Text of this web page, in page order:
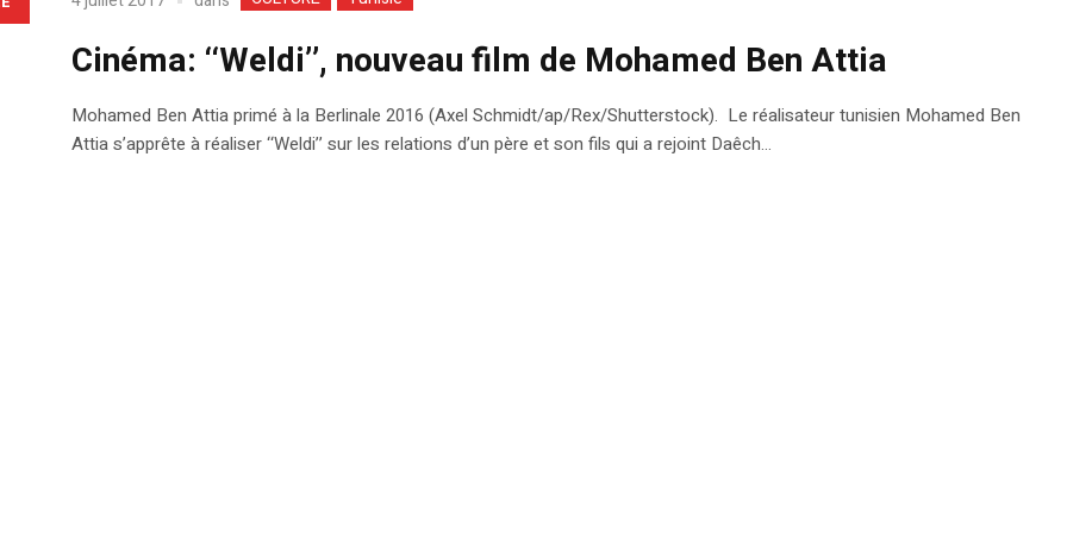
Cinéma: ‘‘Weldi’’, nouveau film de Mohamed Ben Attia
Mohamed Ben Attia primé à la Berlinale 2016 (Axel Schmidt/ap/Rex/Shutterstock). Le réalisateur tunisien Mohamed Ben
Attia s’apprête à réaliser ‘‘Weldi’’ sur les relations d’un père et son fils qui a rejoint Daêch…